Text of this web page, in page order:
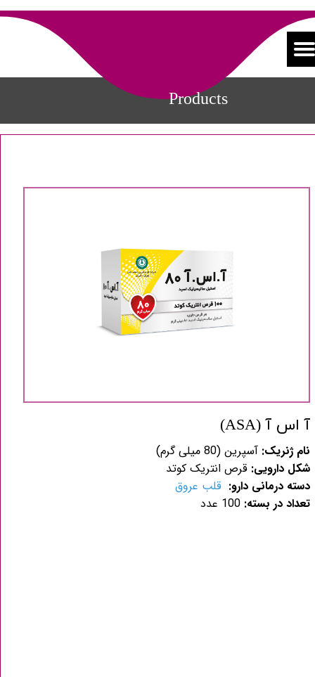
Products
آ اس آ (ASA)
نام ژنریک: آسپرین (80 میلی گرم)
شکل دارویی: قرص انتریک کوتد
دسته درمانی دارو: قلب عروق
تعداد در بسته: 100 عدد